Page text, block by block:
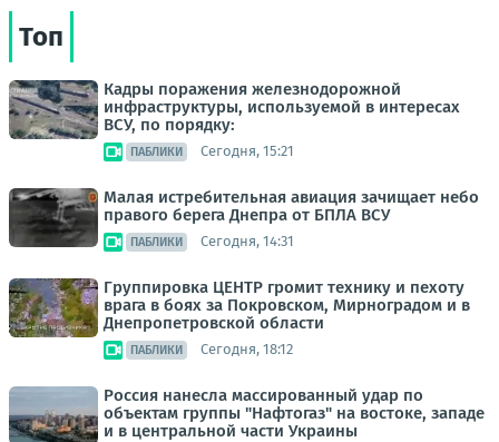
Топ
Кадры поражения железнодорожной
инфраструктуры, используемой в интересах
ВСУ, по порядку:
ПАБЛИКИ Сегодня, 15:21
Малая истребительная авиация зачищает небо
правого берега Днепра от БПЛА ВСУ
ПАБЛИКИ Сегодня, 14:31
Группировка ЦЕНТР громит технику и пехоту
врага в боях за Покровском, Мирноградом и в
Днепропетровской области
ПАБЛИКИ Сегодня, 18:12
Россия нанесла массированный удар по
объектам группы "Нафтогаз" на востоке, западе
и в центральной части Украины